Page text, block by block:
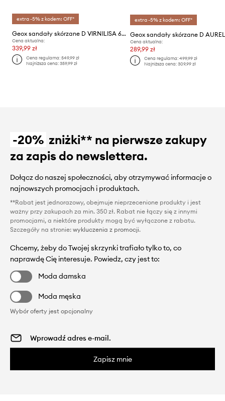
extra -5% z kodem: OFF*
Geox sandały skórzane D VIRNILISA 65 S
Cena aktualna:
339,99 zł
Cena regularna:549,99 zł
Najniższa cena:359,99 zł
extra -5% z kodem: OFF*
Geox sandały skórzane D
Cena aktualna:
289,99 zł
Cena regularna: 499,99 zł
Najniższa cena: 309,99 zł
-20% zniżki** na pierwsze zakupy
za zapis do newslettera.
Dołącz do naszej społeczności, aby otrzymywać informacje o
najnowszych promocjach i produktach.
**Rabat jest jednorazowy, obejmuje nieprzecenione produkty i jest
ważny przy zakupach za min. 350 zł. Rabat nie łączy się z innymi
promocjami, a niektóre produkty mogą być wyłączone z rabatu.
Szczegóły na stronie: wykluczenia z promocji.
Chcemy, żeby do Twojej skrzynki trafiało tylko to, co
naprawdę Cię interesuje. Powiedz, czy jest to:
Moda damska
Moda męska
Wybór oferty jest opcjonalny
Zapisz mnie